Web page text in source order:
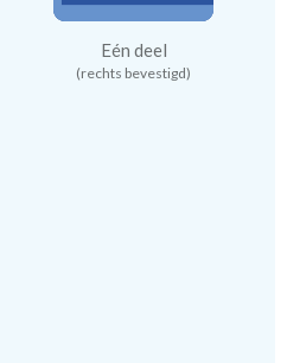
Eén deel
(rechts bevestigd)